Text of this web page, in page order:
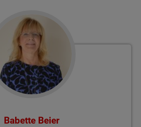
Babette Beier